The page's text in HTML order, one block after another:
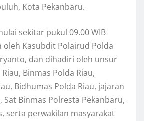
Kota Pekanbaru.
sekitar pukul 09.00 WIB
Kasubdit Polairud Polda
dan dihadiri oleh unsur
Binmas Polda Riau,
Bidhumas Polda Riau, jajaran
Sat Binmas Polresta Pekanbaru,
serta perwakilan masyarakat